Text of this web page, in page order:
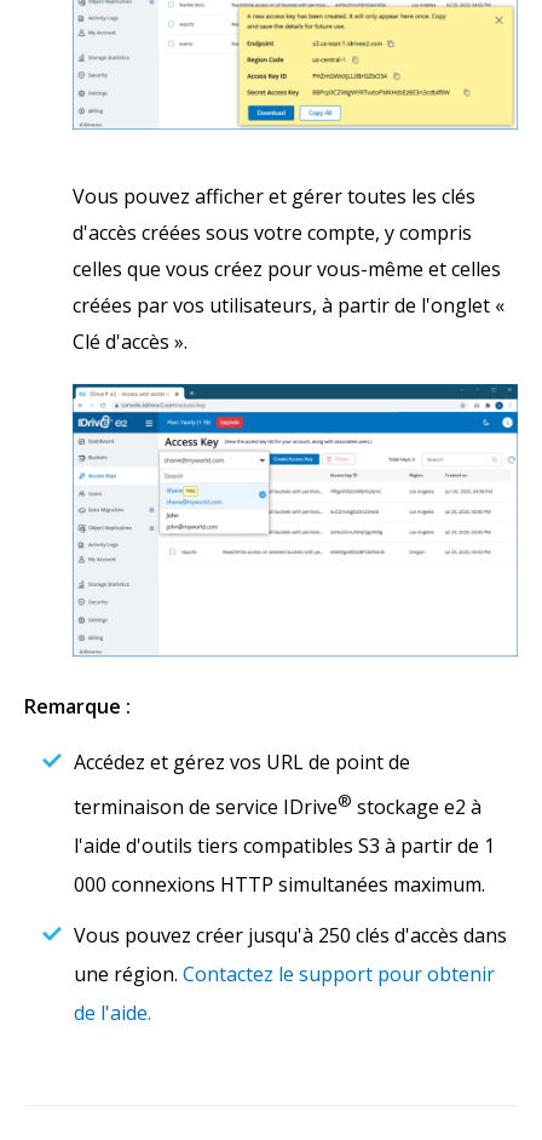
Vous pouvez afficher et gérer toutes les clés
d'accès créées sous votre compte, y compris
celles que vous créez pour vous-même et celles
créées par vos utilisateurs, à partir de l'onglet «
Clé d'accès ».
Remarque :
Accédez et gérez vos URL de point de
terminaison de service IDrive® stockage e2 à
l'aide d'outils tiers compatibles S3 à partir de 1
000 connexions HTTP simultanées maximum.
Vous pouvez créer jusqu'à 250 clés d'accès dans
une région. Contactez le support pour obtenir
de l'aide.